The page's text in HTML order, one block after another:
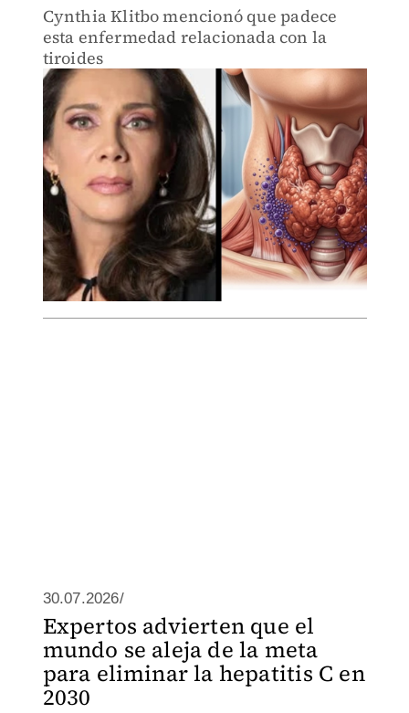
Cynthia Klitbo mencionó que padece
esta enfermedad relacionada con la
tiroides
30.07.2026/
Expertos advierten que el
mundo se aleja de la meta
para eliminar la hepatitis C en
2030